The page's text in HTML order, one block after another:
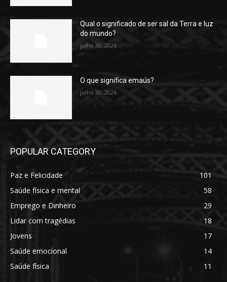
Qual o significado de ser sal da Terra e luz
do mundo?
julho 30, 2026
O que significa emaús?
julho 30, 2026
POPULAR CATEGORY
Paz e Felicidade
101
Saúde física e mental
58
Emprego e Dinheiro
29
Lidar com tragédias
18
Jovens
17
Saúde emocional
14
Saúde física
11